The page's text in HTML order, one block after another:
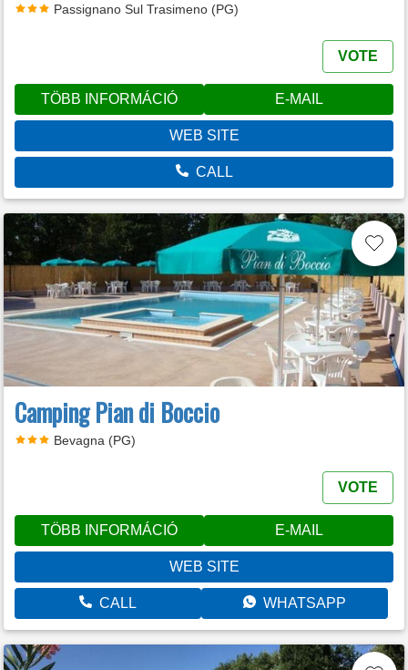
Passignano Sul Trasimeno (PG)
VOTE
TÖBB INFORMÁCIÓ E-MAIL
WEB SITE
CALL
Camping Pian di Boccio
Bevagna (PG)
VOTE
TÖBB INFORMÁCIÓ E-MAIL
WEB SITE
CALL WHATSAPP